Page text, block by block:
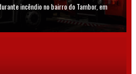
incêndio no bairro do Tambor, em